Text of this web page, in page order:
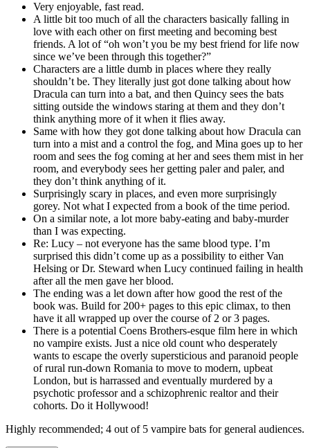
Very enjoyable, fast read.
A little bit too much of all the characters basically falling in
love with each other on first meeting and becoming best
friends. A lot of “oh won’t you be my best friend for life now
since we’ve been through this together?”
Characters are a little dumb in places where they really
shouldn’t be. They literally just got done talking about how
Dracula can turn into a bat, and then Quincy sees the bats
sitting outside the windows staring at them and they don’t
think anything more of it when it flies away.
Same with how they got done talking about how Dracula can
turn into a mist and a control the fog, and Mina goes up to her
room and sees the fog coming at her and sees them mist in her
room, and everybody sees her getting paler and paler, and
they don’t think anything of it.
Surprisingly scary in places, and even more surprisingly
gorey. Not what I expected from a book of the time period.
On a similar note, a lot more baby-eating and baby-murder
than I was expecting.
Re: Lucy – not everyone has the same blood type. I’m
surprised this didn’t come up as a possibility to either Van
Helsing or Dr. Steward when Lucy continued failing in health
after all the men gave her blood.
The ending was a let down after how good the rest of the
book was. Build for 200+ pages to this epic climax, to then
have it all wrapped up over the course of 2 or 3 pages.
There is a potential Coens Brothers-esque film here in which
no vampire exists. Just a nice old count who desperately
wants to escape the overly supersticious and paranoid people
of rural run-down Romania to move to modern, upbeat
London, but is harrassed and eventually murdered by a
psychotic professor and a schizophrenic realtor and their
cohorts. Do it Hollywood!
Highly recommended; 4 out of 5 vampire bats for general audiences.